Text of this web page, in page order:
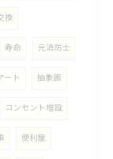
換
寿命 元消防士
ート 抽象画
コンセント増設
便利屋